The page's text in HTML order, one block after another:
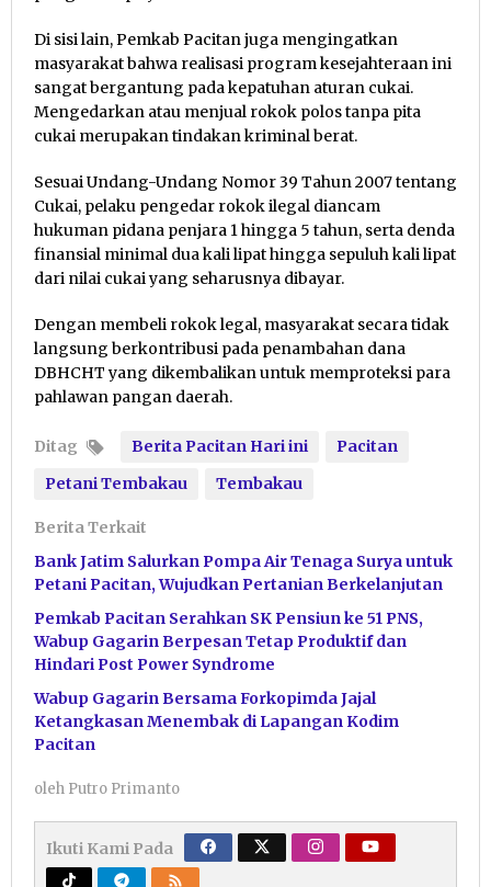
Di sisi lain, Pemkab Pacitan juga mengingatkan
masyarakat bahwa realisasi program kesejahteraan ini
sangat bergantung pada kepatuhan aturan cukai.
Mengedarkan atau menjual rokok polos tanpa pita
cukai merupakan tindakan kriminal berat.
Sesuai Undang-Undang Nomor 39 Tahun 2007 tentang
Cukai, pelaku pengedar rokok ilegal diancam
hukuman pidana penjara 1 hingga 5 tahun, serta denda
finansial minimal dua kali lipat hingga sepuluh kali lipat
dari nilai cukai yang seharusnya dibayar.
Dengan membeli rokok legal, masyarakat secara tidak
langsung berkontribusi pada penambahan dana
DBHCHT yang dikembalikan untuk memproteksi para
pahlawan pangan daerah.
Ditag Berita Pacitan Hari ini
Pacitan
Petani Tembakau
Tembakau
Berita Terkait
Bank Jatim Salurkan Pompa Air Tenaga Surya untuk
Petani Pacitan, Wujudkan Pertanian Berkelanjutan
Pemkab Pacitan Serahkan SK Pensiun ke 51 PNS,
Wabup Gagarin Berpesan Tetap Produktif dan
Hindari Post Power Syndrome
Wabup Gagarin Bersama Forkopimda Jajal
Ketangkasan Menembak di Lapangan Kodim
Pacitan
oleh Putro Primanto
Ikuti Kami Pada